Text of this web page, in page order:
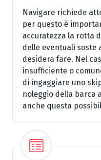
Navigare richiede
per questo è
accuratezza la rotta
delle eventuali soste
desidera fare. Nel
insufficiente o
di ingaggiare uno
noleggio della barca
anche questa